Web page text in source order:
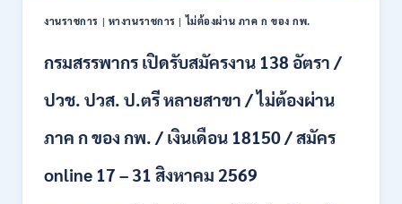
/
และ
/
ต้อง
ภาค
ก
งานราชการ | หางานราชการ |ไม่ต้องผ่าน ภาค ก ของ กพ.
กรมสรรพากร เปิดรับสมัครงาน 138 อัตรา /
ปวช. ปวส. ป.ตรี หลายสาขา / ไม่ต้องผ่าน
ภาค ก ของ กพ. / เงินเดือน 18150 / สมัคร
online 17 – 31 สิงหาคม 2569